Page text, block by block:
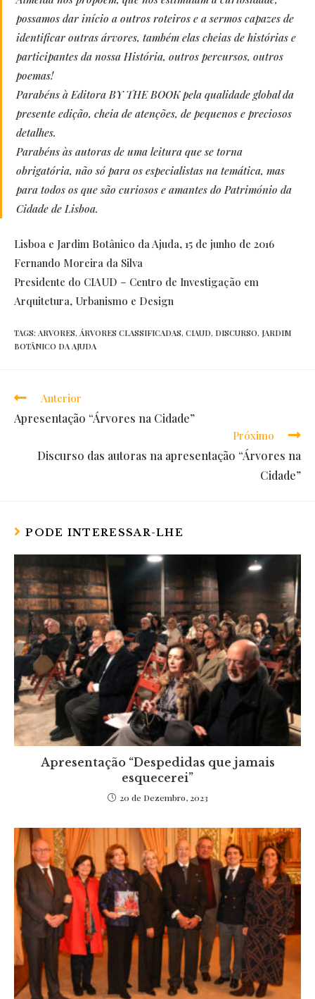
possamos dar início a outros roteiros e a sermos capazes de
identificar outras árvores, também elas cheias de histórias e
participantes da nossa História, outros percursos, outros
poemas!
Parabéns à Editora BY THE BOOK pela qualidade global da
presente edição, cheia de atenções, de pequenos e preciosos
detalhes.
Parabéns às autoras de uma leitura que se torna
obrigatória, não só para os especialistas na temática, mas
para todos os que são curiosos e amantes do Património da
Cidade de Lisboa.
Lisboa e Jardim Botânico da Ajuda, 15 de junho de 2016
Fernando Moreira da Silva
Presidente do CIAUD – Centro de Investigação em
Arquitetura, Urbanismo e Design
TAGS: ARVORES, ÁRVORES CLASSIFICADAS, CIAUD, DISCURSO, JARDIM
BOTÂNICO DA AJUDA
Read
more
Anterior
Apresentação “Árvores na Cidade”
Próximo
Discurso das autoras na apresentação “Árvores na
Cidade”
PODE INTERESSAR-LHE
Apresentação “Despedidas que jamais
esquecerei”
20 de Dezembro, 2023